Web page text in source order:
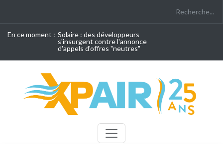
En ce moment : Solaire : des développeurs
s'insurgent contre l'annonce
d'appels d'offres "neutres"